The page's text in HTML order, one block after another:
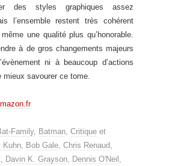
des styles graphiques assez
l’ensemble restent très cohérent
une qualité plus qu’honorable.
à de gros changements majeurs
ni à beaucoup d’actions
mieux savourer ce tome.
Family, Batman Critique et
Kuhn Bob Gale Chris Renaud
Davin K. Grayson Dennis O'Neil